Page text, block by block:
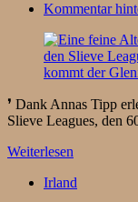
Kommentar
❜ Dank Annas Tipp
Slieve Leagues, den
Weiterlesen
Irland